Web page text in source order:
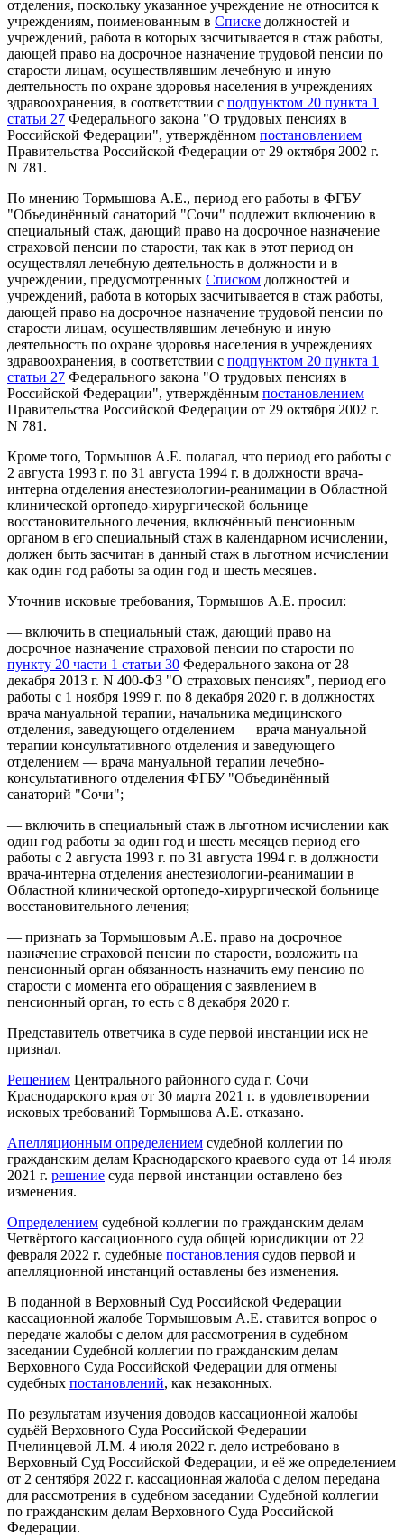
отделения, поскольку указанное учреждение не относится к
учреждениям, поименованным в Списке должностей и
учреждений, работа в которых засчитывается в стаж работы,
дающей право на досрочное назначение трудовой пенсии по
старости лицам, осуществлявшим лечебную и иную
деятельность по охране здоровья населения в учреждениях
здравоохранения, в соответствии с подпунктом 20 пункта 1
статьи 27 Федерального закона "О трудовых пенсиях в
Российской Федерации", утверждённом постановлением
Правительства Российской Федерации от 29 октября 2002 г.
N 781.
По мнению Тормышова А.Е., период его работы в ФГБУ
"Объединённый санаторий "Сочи" подлежит включению в
специальный стаж, дающий право на досрочное назначение
страховой пенсии по старости, так как в этот период он
осуществлял лечебную деятельность в должности и в
учреждении, предусмотренных Списком должностей и
учреждений, работа в которых засчитывается в стаж работы,
дающей право на досрочное назначение трудовой пенсии по
старости лицам, осуществлявшим лечебную и иную
деятельность по охране здоровья населения в учреждениях
здравоохранения, в соответствии с подпунктом 20 пункта 1
статьи 27 Федерального закона "О трудовых пенсиях в
Российской Федерации", утверждённым постановлением
Правительства Российской Федерации от 29 октября 2002 г.
N 781.
Кроме того, Тормышов А.Е. полагал, что период его работы с
2 августа 1993 г. по 31 августа 1994 г. в должности врача-
интерна отделения анестезиологии-реанимации в Областной
клинической ортопедо-хирургической больнице
восстановительного лечения, включённый пенсионным
органом в его специальный стаж в календарном исчислении,
должен быть засчитан в данный стаж в льготном исчислении
как один год работы за один год и шесть месяцев.
Уточнив исковые требования, Тормышов А.Е. просил:
— включить в специальный стаж, дающий право на
досрочное назначение страховой пенсии по старости по
пункту 20 части 1 статьи 30 Федерального закона от 28
декабря 2013 г. N 400-ФЗ "О страховых пенсиях", период его
работы с 1 ноября 1999 г. по 8 декабря 2020 г. в должностях
врача мануальной терапии, начальника медицинского
отделения, заведующего отделением — врача мануальной
терапии консультативного отделения и заведующего
отделением — врача мануальной терапии лечебно-
консультативного отделения ФГБУ "Объединённый
санаторий "Сочи";
— включить в специальный стаж в льготном исчислении как
один год работы за один год и шесть месяцев период его
работы с 2 августа 1993 г. по 31 августа 1994 г. в должности
врача-интерна отделения анестезиологии-реанимации в
Областной клинической ортопедо-хирургической больнице
восстановительного лечения;
— признать за Тормышовым А.Е. право на досрочное
назначение страховой пенсии по старости, возложить на
пенсионный орган обязанность назначить ему пенсию по
старости с момента его обращения с заявлением в
пенсионный орган, то есть с 8 декабря 2020 г.
Представитель ответчика в суде первой инстанции иск не
признал.
Решением Центрального районного суда г. Сочи
Краснодарского края от 30 марта 2021 г. в удовлетворении
исковых требований Тормышова А.Е. отказано.
Апелляционным определением судебной коллегии по
гражданским делам Краснодарского краевого суда от 14 июля
2021 г. решение суда первой инстанции оставлено без
изменения.
Определением судебной коллегии по гражданским делам
Четвёртого кассационного суда общей юрисдикции от 22
февраля 2022 г. судебные постановления судов первой и
апелляционной инстанций оставлены без изменения.
В поданной в Верховный Суд Российской Федерации
кассационной жалобе Тормышовым А.Е. ставится вопрос о
передаче жалобы с делом для рассмотрения в судебном
заседании Судебной коллегии по гражданским делам
Верховного Суда Российской Федерации для отмены
судебных постановлений, как незаконных.
По результатам изучения доводов кассационной жалобы
судьёй Верховного Суда Российской Федерации
Пчелинцевой Л.М. 4 июля 2022 г. дело истребовано в
Верховный Суд Российской Федерации, и её же определением
от 2 сентября 2022 г. кассационная жалоба с делом передана
для рассмотрения в судебном заседании Судебной коллегии
по гражданским делам Верховного Суда Российской
Федерации.